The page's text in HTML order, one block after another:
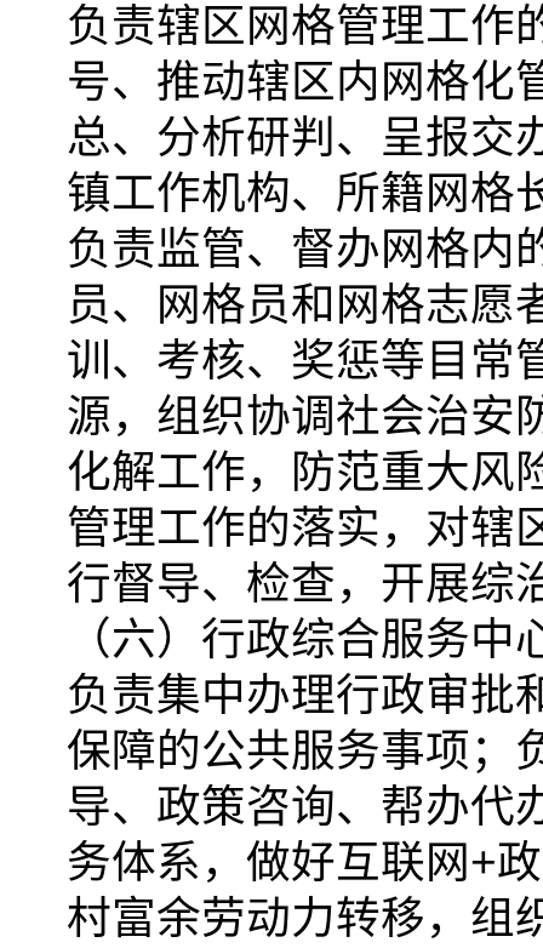
负责辖区网格管理工作
号、推动辖区内网格化
总、分析研判、呈报交
镇工作机构、所籍网格
负责监管、督办网格内
员、网格员和网格志愿
训、考核、奖惩等目常
源，组织协调社会治安
化解工作，防范重大风
管理工作的落实，对辖
行督导、检查，开展综
（六）行政综合服务
负责集中办理行政审批
保障的公共服务事项；
导、政策咨询、帮办代
务体系，做好互联网+
村富余劳动力转移，组